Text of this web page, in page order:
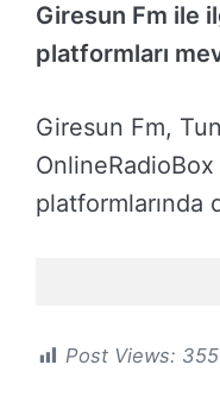
Giresun Fm ile
platformları
Giresun Fm,
platformlarında
Post Views: 355